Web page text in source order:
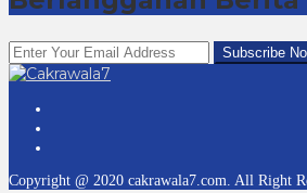
Copyright @ 2020 cakrawala7.com. All Right